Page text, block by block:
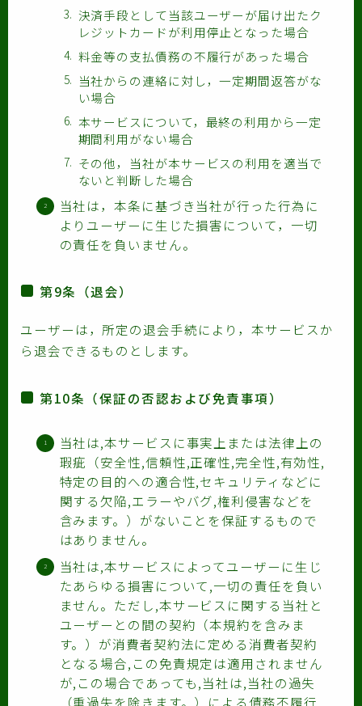
決済手段として当該ユーザーが届け出たク
レジットカードが利用停止となった場合
料金等の支払債務の不履行があった場合
当社からの連絡に対し，一定期間返答がな
い場合
本サービスについて，最終の利用から一定
期間利用がない場合
その他，当社が本サービスの利用を適当で
ないと判断した場合
当社は，本条に基づき当社が行った行為に
よりユーザーに生じた損害について，一切
の責任を負いません。
第9条（退会）
ユーザーは，所定の退会手続により，本サービスか
ら退会できるものとします。
第10条（保証の否認および免責事項）
当社は,本サービスに事実上または法律上の
瑕疵（安全性,信頼性,正確性,完全性,有効性,
特定の目的への適合性,セキュリティなどに
関する欠陥,エラーやバグ,権利侵害などを
含みます。）がないことを保証するもので
はありません。
当社は,本サービスによってユーザーに生じ
たあらゆる損害について,一切の責任を負い
ません。ただし,本サービスに関する当社と
ユーザーとの間の契約（本規約を含みま
す。）が消費者契約法に定める消費者契約
となる場合,この免責規定は適用されません
が,この場合であっても,当社は,当社の過失
（重過失を除きます。）による債務不履行